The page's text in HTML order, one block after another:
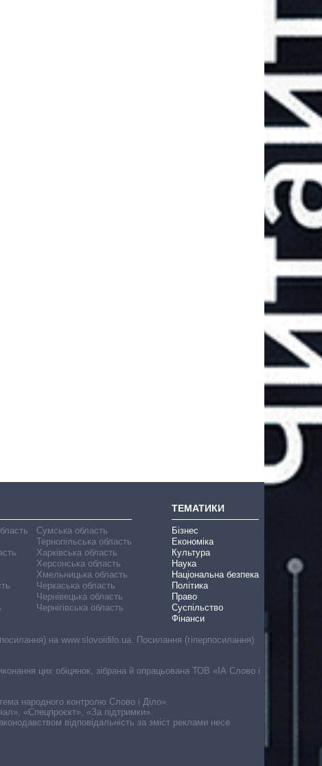
Сумська область
Тернопільська область
Харківська область
Херсонська область
Хмельницька область
Черкаська область
Чернівецька область
Чернігівська область
ТЕМАТИКИ
Бізнес
Економіка
Культура
Наука
Національна безпека
Політика
Право
Суспільство
Фінанси
на www.slovoidilo.ua. Посилання (гіперпосилання)
цих обіцянок, зібрана й опрацьована ТОВ «ІА Слово і
народного контролю Слово і Діло».
«Спецпроєкт», «За підтримки».
відповідальність за зміст реклами несе